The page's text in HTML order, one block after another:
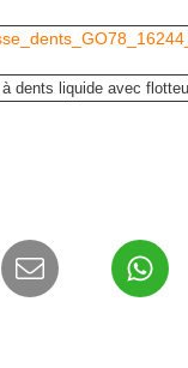
dents liquide avec